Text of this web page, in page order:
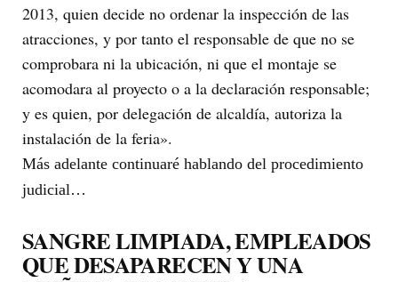
2013, quien decide no ordenar la inspección de las
atracciones, y por tanto el responsable de que no se
comprobara ni la ubicación, ni que el montaje se
acomodara al proyecto o a la declaración responsable;
y es quien, por delegación de alcaldía, autoriza la
instalación de la feria».
Más adelante continuaré hablando del procedimiento
judicial…
SANGRE LIMPIADA, EMPLEADOS
QUE DESAPARECEN Y UNA